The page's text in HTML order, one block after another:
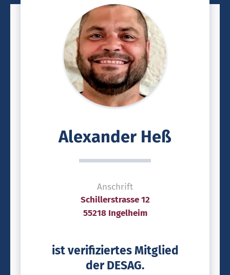
Alexander Heß
Anschrift
Schillerstrasse 12
55218 Ingelheim
ist verifiziertes Mitglied
der DESAG.